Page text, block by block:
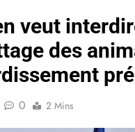
veut
des
0 2 Mins